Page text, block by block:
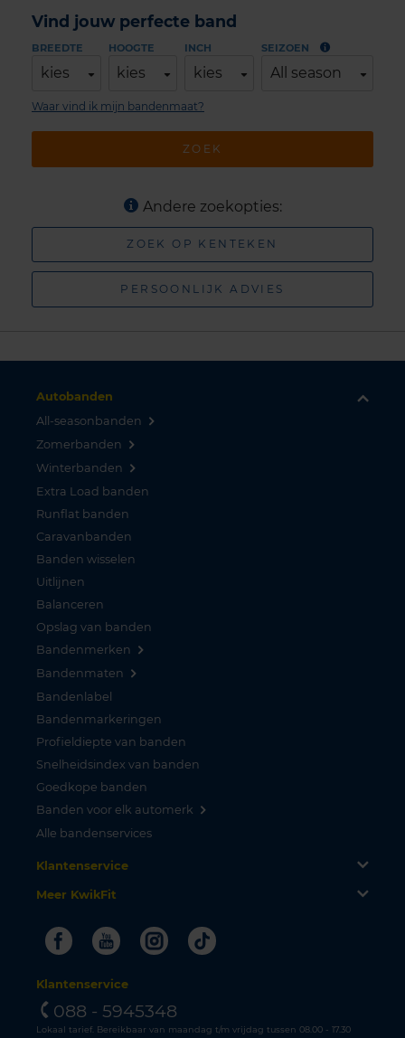
Vind jouw perfecte band
BREEDTE
kies
HOOGTE
kies
INCH
kies
SEIZOEN
All season
ZOEK
Waar vind ik mijn bandenmaat?
Andere zoekopties:
ZOEK OP KENTEKEN
PERSOONLIJK ADVIES
Autobanden
All-seasonbanden
Zomerbanden
Winterbanden
Extra Load banden
Runflat banden
Caravanbanden
Banden wisselen
Uitlijnen
Balanceren
Opslag van banden
Bandenmerken
Bandenmaten
Bandenlabel
Bandenmarkeringen
Profieldiepte van banden
Snelheidsindex van banden
Goedkope banden
Banden voor elk automerk
Alle bandenservices
Klantenservice
Meer KwikFit
FacebookYoutubeInstagram
Tiktok
Klantenservice
088 - 5945348
Lokaal tarief. Bereikbaar van maandag t/m vrijdag tussen 08.00 - 17.30